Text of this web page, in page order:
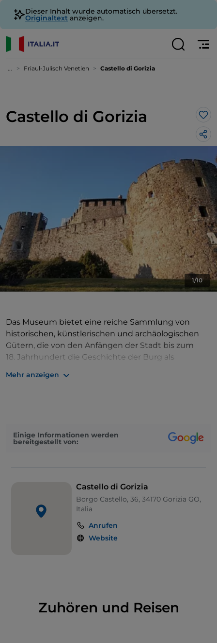
Dieser Inhalt wurde automatisch übersetzt.
Originaltext anzeigen.
... Friaul-Julisch Venetien Castello di Gorizia
Castello di Gorizia
1/10
Das Museum bietet eine reiche Sammlung von
historischen, künstlerischen und archäologischen
Gütern, die von den Anfängen der Stadt bis zum
18. Jahrhundert die Geschichte der Burg als
Musikinstrumenten besteht.
Mehr anzeigen
Einige Informationen werden
bereitgestellt von:
Castello di Gorizia
Borgo Castello, 36, 34170 Gorizia GO,
Italia
Anrufen
Website
Zuhören und Reisen